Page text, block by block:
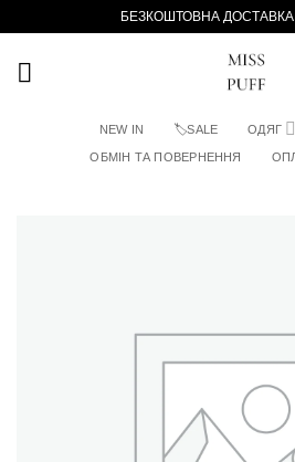
БЕЗКОШТОВНА ДОСТАВКА
NEW IN 🏷SALE ОДЯГ
ОБМІН ТА ПОВЕРНЕННЯ